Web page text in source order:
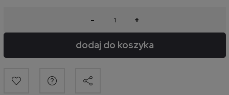
- +
dodaj do koszyka